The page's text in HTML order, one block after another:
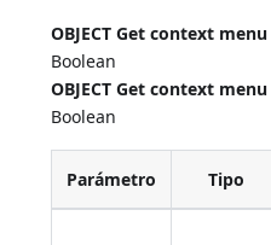
OBJECT Get context menu
Boolean
OBJECT Get context menu
Boolean
Parámetro Tipo